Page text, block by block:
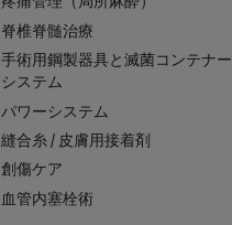
脊椎脊髄治療
手術用鋼製器具と滅菌コンテナー
システム
パワーシステム
縫合糸 / 皮膚用接着剤
創傷ケア
血管内塞栓術